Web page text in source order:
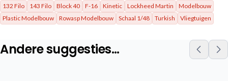
132 Filo 143 Filo Block 40 F-16 Kinetic Lockheed Martin
Modelbouw
Plastic Modelbouw
Rowasp Modelbouw Schaal 1/48 Turkish Vliegtuigen
Andere suggesties…